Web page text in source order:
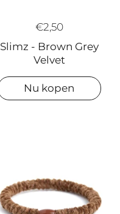
€2,50
Slimz - Brown Grey
Velvet
Nu kopen